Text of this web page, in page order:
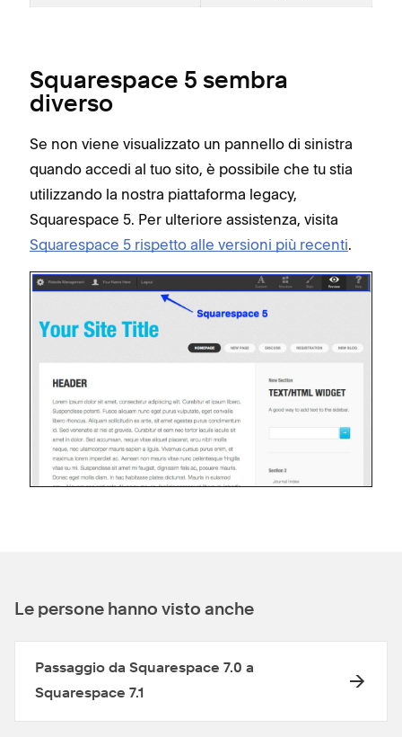
Squarespace 5 sembra
diverso
Se non viene visualizzato un pannello di sinistra
quando accedi al tuo sito, è possibile che tu stia
utilizzando la nostra piattaforma legacy,
Squarespace 5. Per ulteriore assistenza, visita
Squarespace 5 rispetto alle versioni più recenti.
Le persone hanno visto anche
Passaggio da Squarespace 7.0 a
Squarespace 7.1